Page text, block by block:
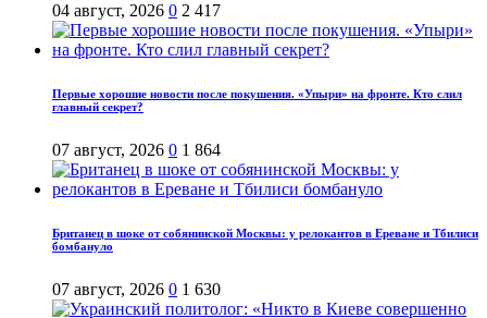
04 август, 2026 0 2 417
Первые хорошие новости после покушения. «Упыри» на фронте. Кто слил
главный секрет?
07 август, 2026 0 1 864
Британец в шоке от собянинской Москвы: у релокантов в Ереване и Тбилиси
бомбануло
07 август, 2026 0 1 630